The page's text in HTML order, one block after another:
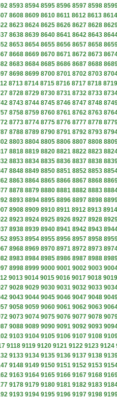
8593 8594 8595 8596 8597 8598
8608 8609 8610 8611 8612 8613 8614
8623 8624 8625 8626 8627 8628
8638 8639 8640 8641 8642 8643
8653 8654 8655 8656 8657 8658
8668 8669 8670 8671 8672 8673
8683 8684 8685 8686 8687 8688
8698 8699 8700 8701 8702 8703
8713 8714 8715 8716 8717 8718 8719
8728 8729 8730 8731 8732 8733
8743 8744 8745 8746 8747 8748
8758 8759 8760 8761 8762 8763
8773 8774 8775 8776 8777 8778
8788 8789 8790 8791 8792 8793
8803 8804 8805 8806 8807 8808
8818 8819 8820 8821 8822 8823
8833 8834 8835 8836 8837 8838
8848 8849 8850 8851 8852 8853
8863 8864 8865 8866 8867 8868
8878 8879 8880 8881 8882 8883
8893 8894 8895 8896 8897 8898
8908 8909 8910 8911 8912 8913 8914
8923 8924 8925 8926 8927 8928
8938 8939 8940 8941 8942 8943
8953 8954 8955 8956 8957 8958
8968 8969 8970 8971 8972 8973
8983 8984 8985 8986 8987 8988
8998 8999 9000 9001 9002 9003
9013 9014 9015 9016 9017 9018 9019
9028 9029 9030 9031 9032 9033
9043 9044 9045 9046 9047 9048
9058 9059 9060 9061 9062 9063
9073 9074 9075 9076 9077 9078
9088 9089 9090 9091 9092 9093
9103 9104 9105 9106 9107 9108
9118 9119 9120 9121 9122 9123 9124
9133 9134 9135 9136 9137 9138
9148 9149 9150 9151 9152 9153
9163 9164 9165 9166 9167 9168
9178 9179 9180 9181 9182 9183
9193 9194 9195 9196 9197 9198